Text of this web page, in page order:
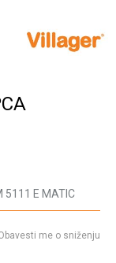
5111 E MATIC
me o sniženju